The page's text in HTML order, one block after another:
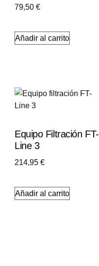
79,50 €
Añadir al carrito
Equipo Filtración FT-
Line 3
214,95 €
Añadir al carrito